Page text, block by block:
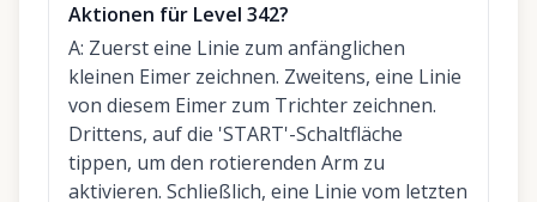
Aktionen für Level 342?
A: Zuerst eine Linie zum anfänglichen
kleinen Eimer zeichnen. Zweitens, eine Linie
von diesem Eimer zum Trichter zeichnen.
Drittens, auf die 'START'-Schaltfläche
tippen, um den rotierenden Arm zu
aktivieren. Schließlich, eine Linie vom letzten